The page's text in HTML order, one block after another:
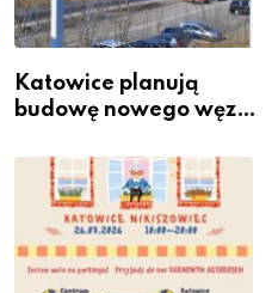
Katowice planują
budowę nowego węzła
Podlesiu